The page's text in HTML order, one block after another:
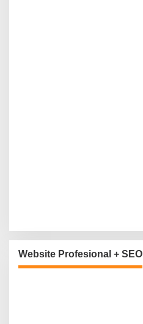
Website Profesional + SEO